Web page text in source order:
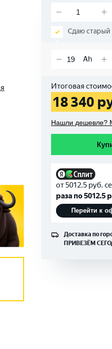
Сдаю
Итоговая
18 340
Нашли дешевле?
от 5012.5 руб.
раза по5012.5
Перейти к
Доставка по
ПРИВЕЗЁМ